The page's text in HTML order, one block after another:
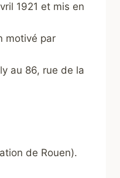
1921 et mis en
motivé par
au 86, rue de la
de Rouen).